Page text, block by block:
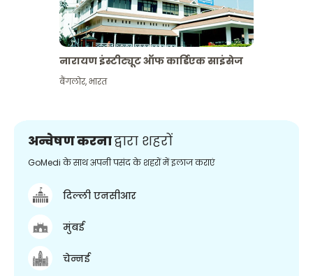
नारायण इंस्टीट्यूट ऑफ कार्डिएक साइंसेज
बैंगलोर,भारत
अन्वेषण करनाद्वारा शहरों
GoMedi के साथ अपनी पसंद के शहरों में इलाज कराएं
दिल्ली एनसीआर
मुंबई
चेन्नई